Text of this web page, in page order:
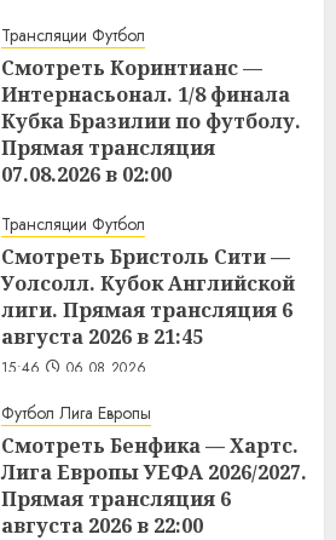
Трансляции Футбол
Смотреть Коринтианс —
Интернасьонал. 1/8 финала
Кубка Бразилии по футболу.
Прямая трансляция
07.08.2026 в 02:00
Трансляции Футбол
Смотреть Бристоль Сити —
Уолсолл. Кубок Английской
лиги. Прямая трансляция 6
августа 2026 в 21:45
15:46 06.08.2026
Футбол Лига Европы
Смотреть Бенфика — Хартс.
Лига Европы УЕФА 2026/2027.
Прямая трансляция 6
августа 2026 в 22:00